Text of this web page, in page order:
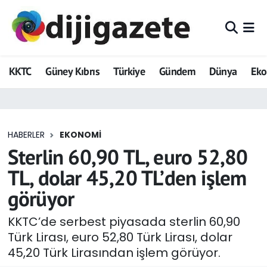
KKTC Güney Kıbrıs Türkiye Gündem Dünya
HABERLER EKONOMI
Sterlin 60,90 TL, euro 52,80
TL, dolar 45,20 TL’den işlem
görüyor
KKTC’de serbest piyasada sterlin 60,90
Türk Lirası, euro 52,80 Türk Lirası, dolar
45,20 Türk Lirasından işlem görüyor.
ADVERTORIAL
Dijigazete
Eğitim
Ekonomi
Foto Galeri
GEZİ
Güncel
Hava Durumu
Trafik Durumu
Tüm Manşetler
Son Dakika Haberleri
Haber Arşivi